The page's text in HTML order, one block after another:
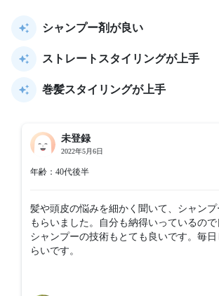
シャンプー剤が良い
ストレートスタイリングが上手
巻髪スタイリングが上手
未登録
2022年5月6日
年齢：40代後半
髪や頭皮の悩みを細かく聞いて、シャン
もらいました。自分も納得いっているの
シャンプーの技術もとても良いです。毎日
らいです。